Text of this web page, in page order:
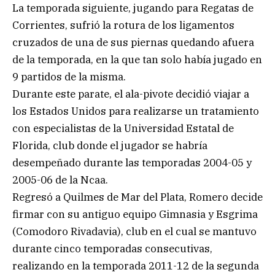
La temporada siguiente, jugando para Regatas de
Corrientes, sufrió la rotura de los ligamentos
cruzados de una de sus piernas quedando afuera
de la temporada, en la que tan solo había jugado en
9 partidos de la misma.
Durante este parate, el ala-pivote decidió viajar a
los Estados Unidos para realizarse un tratamiento
con especialistas de la Universidad Estatal de
Florida, club donde el jugador se habría
desempeñado durante las temporadas 2004-05 y
2005-06 de la Ncaa.
Regresó a Quilmes de Mar del Plata, Romero decide
firmar con su antiguo equipo Gimnasia y Esgrima
(Comodoro Rivadavia), club en el cual se mantuvo
durante cinco temporadas consecutivas,
realizando en la temporada 2011-12 de la segunda